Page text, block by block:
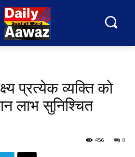
प्रत्येक व्यक्ति को
लाभ सुनिश्चित
0
456